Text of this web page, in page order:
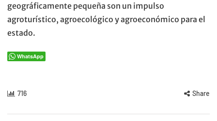
geográficamente pequeña son un impulso
agroturístico, agroecológico y agroeconómico para el
estado.
WhatsApp
716 Share